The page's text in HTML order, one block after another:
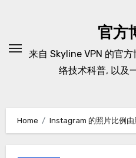
官方
来自 Skyline VPN 的官
络技术科普, 以及
Home Instagram 的照片比例由